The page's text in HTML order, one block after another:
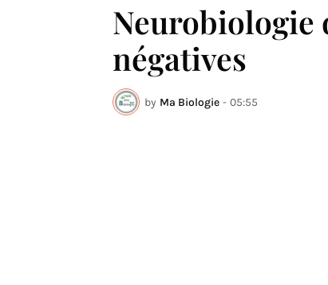
Neurobiologie
négatives
by Ma Biologie - 05:55